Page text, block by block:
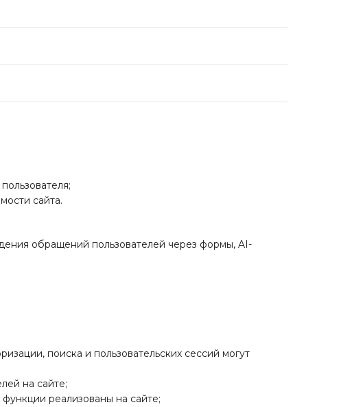
сайта.
обращений пользователей через формы, AI-
поиска и пользовательских сессий могут
на сайте;
реализованы на сайте;